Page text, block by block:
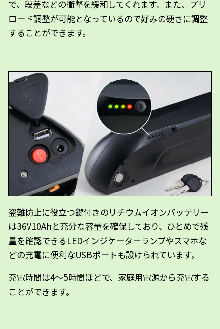
で、段差などの衝撃を緩和してくれます。また、プリ
ロード調整が可能となっているので好みの硬さに調整
することができます。
盗難防止に役立つ鍵付きのリチウムイオンバッテリー
は36V10Ahと充分な容量を確保しており、ひとめで残
量を確認できるLEDインジケーターランプやスマホな
どの充電に便利なUSBポートも設けられています。
充電時間は4〜5時間ほどで、家庭用電源から充電する
ことができます。